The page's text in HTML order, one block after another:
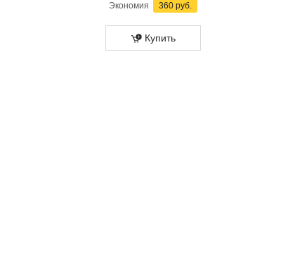
Экономия 360 руб.
Купить